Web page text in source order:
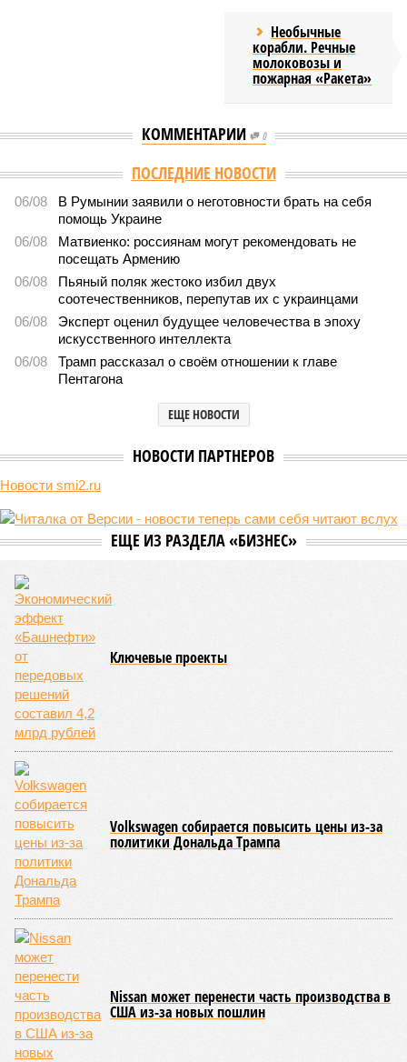
Необычные
корабли. Речные
молоковозы и
пожарная «Ракета»
КОММЕНТАРИИ 0
ПОСЛЕДНИЕ НОВОСТИ
06/08
В Румынии заявили о неготовности брать на себя
помощь Украине
06/08
Матвиенко: россиянам могут рекомендовать не
посещать Армению
06/08
Пьяный поляк жестоко избил двух
соотечественников, перепутав их с украинцами
06/08
Эксперт оценил будущее человечества в эпоху
искусственного интеллекта
06/08
Трамп рассказал о своём отношении к главе
Пентагона
ЕЩЕ НОВОСТИ
НОВОСТИ ПАРТНЕРОВ
Новости smi2.ru
ЕЩЕ ИЗ РАЗДЕЛА «БИЗНЕС»
Ключевые проекты
Volkswagen собирается повысить цены из-за
политики Дональда Трампа
Nissan может перенести часть производства в
США из-за новых пошлин